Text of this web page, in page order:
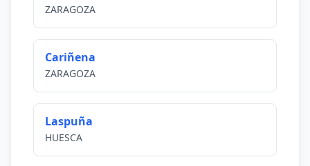
ZARAGOZA
Cariñena
ZARAGOZA
Laspuña
HUESCA